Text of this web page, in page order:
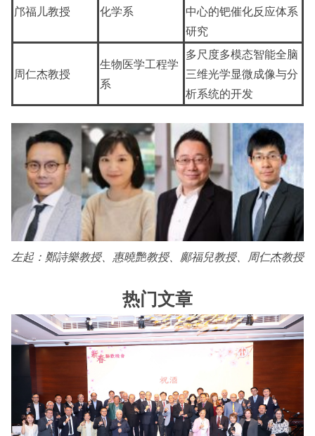
邝福儿教授 化学系
中心的钯催化反应体系
研究
周仁杰教授
生物医学工程学
系
多尺度多模态智能全脑
三维光学显微成像与分
析系统的开发
左起：鄭詩樂教授、惠曉艷教授、鄺福兒教授、周仁杰教授
热门文章